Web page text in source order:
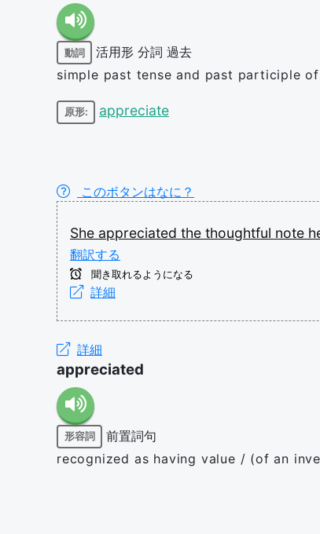
動詞 活用形 分詞 過去
simple past tense and past participle
原形: appreciate
このボタンはなに？
She appreciated the thoughtful note
翻訳する
聞き取れるようになる
詳細
詳細
appreciated
形容詞
前置詞句
recognized as having value / (of an